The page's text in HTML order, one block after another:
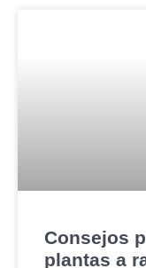
Consejos
plantas a